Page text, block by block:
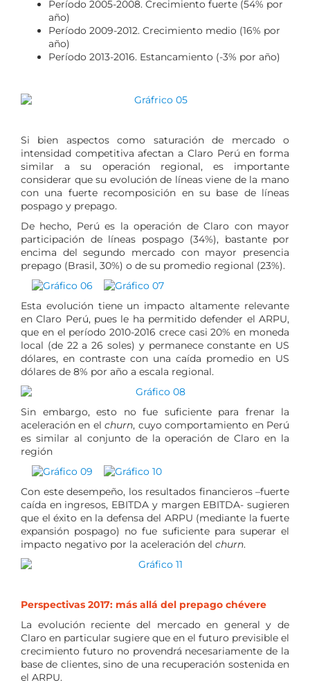
Período 2005-2008. Crecimiento fuerte (54% por
año)
Período 2009-2012. Crecimiento medio (16% por
año)
Período 2013-2016. Estancamiento (-3% por año)
Si bien aspectos como saturación de mercado o
intensidad competitiva afectan a Claro Perú en forma
similar a su operación regional, es importante
considerar que su evolución de líneas viene de la mano
con una fuerte recomposición en su base de líneas
pospago y prepago.
De hecho, Perú es la operación de Claro con mayor
participación de líneas pospago (34%), bastante por
encima del segundo mercado con mayor presencia
prepago (Brasil, 30%) o de su promedio regional (23%).
Esta evolución tiene un impacto altamente relevante
en Claro Perú, pues le ha permitido defender el ARPU,
que en el período 2010-2016 crece casi 20% en moneda
local (de 22 a 26 soles) y permanece constante en US
dólares, en contraste con una caída promedio en US
dólares de 8% por año a escala regional.
Sin embargo, esto no fue suficiente para frenar la
aceleración en elchurn, cuyo comportamiento en Perú
es similar al conjunto de la operación de Claro en la
región
Con este desempeño, los resultados financieros –fuerte
caída en ingresos, EBITDA y margen EBITDA- sugieren
que el éxito en la defensa del ARPU (mediante la fuerte
expansión pospago) no fue suficiente para superar el
impacto negativo por la aceleración del churn.
Perspectivas 2017: más allá del prepago chévere
La evolución reciente del mercado en general y de
Claro en particular sugiere que en el futuro previsible el
crecimiento futuro no provendrá necesariamente de la
base de clientes, sino de una recuperación sostenida en
el ARPU.